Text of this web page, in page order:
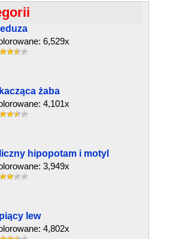
6,529x
żaba
4,101x
hipopotam i motyl
3,949x
lew
4,802x